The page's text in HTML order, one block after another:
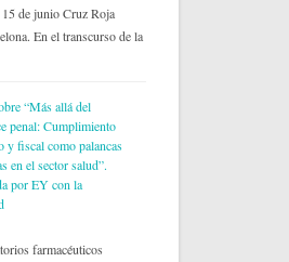
de junio Cruz Roja
En el transcurso de la
“Más allá del
penal: Cumplimiento
y fiscal como palancas
en el sector salud”.
por EY con la
farmacéuticos